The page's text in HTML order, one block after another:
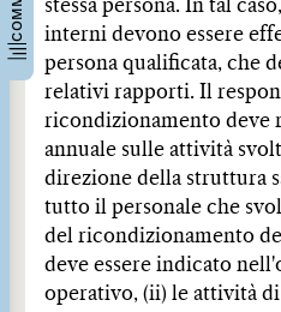
stessa persona. In tal
interni devono essere
persona qualificata, che
relativi rapporti. Il
ricondizionamento deve
annuale sulle attività
direzione della struttura
tutto il personale che
del ricondizionamento
deve essere indicato
operativo, (ii) le attività